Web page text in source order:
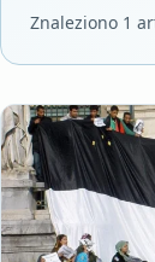
Znaleziono 1